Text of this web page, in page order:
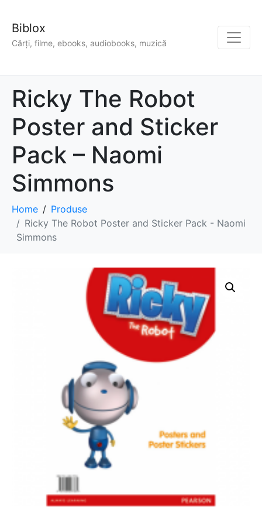
Biblox
Cărți, filme, ebooks, audiobooks, muzică
Ricky The Robot
Poster and Sticker
Pack – Naomi
Simmons
Home
Produse
Ricky The Robot Poster and Sticker Pack - Naomi
Simmons